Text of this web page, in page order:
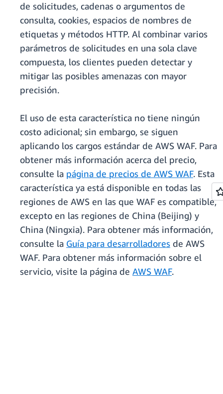
de solicitudes, cadenas o argumentos de
consulta, cookies, espacios de nombres de
etiquetas y métodos HTTP. Al combinar varios
parámetros de solicitudes en una sola clave
compuesta, los clientes pueden detectar y
mitigar las posibles amenazas con mayor
precisión.
El uso de esta característica no tiene ningún
costo adicional; sin embargo, se siguen
aplicando los cargos estándar de AWS WAF. Para
obtener más información acerca del precio,
consulte la página de precios de AWS WAF. Esta
característica ya está disponible en todas las
regiones de AWS en las que WAF es compatible,
excepto en las regiones de China (Beijing) y
China (Ningxia). Para obtener más información,
consulte la Guía para desarrolladores de AWS
WAF. Para obtener más información sobre el
servicio, visite la página de AWS WAF.